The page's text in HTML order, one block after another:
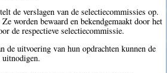
de verslagen van de selectiecommissies op.
worden bewaard en bekendgemaakt door het
de respectieve selectiecommissie.
de uitvoering van hun opdrachten kunnen de
uitnodigen.